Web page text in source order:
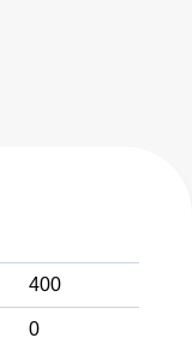
400
0